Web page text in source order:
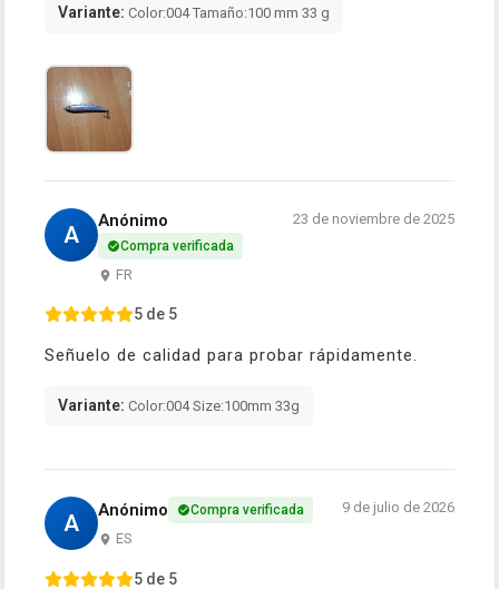
Variante: Color:004 Tamaño:100 mm 33 g
A
Anónimo
Compra verificada
FR
23 de noviembre de 2025
5 de 5
Señuelo de calidad para probar rápidamente.
Variante: Color:004 Size:100mm 33g
A Anónimo Compra verificada
ES
9 de julio de 2026
5 de 5